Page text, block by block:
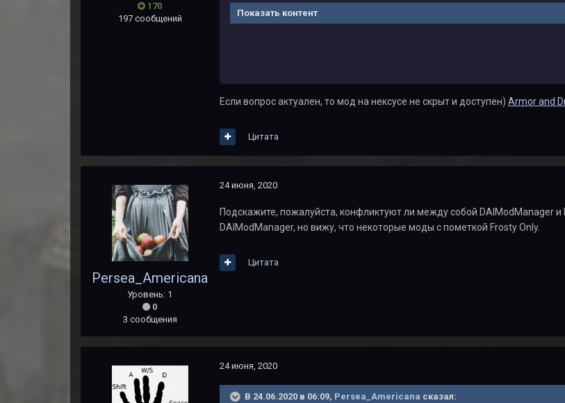
170
197 сообщений
Показать контент
Если вопрос актуален, то мод на нексусе не скрыт и доступен) Armor and
Цитата
Persea_Americana
Уровень: 1
0
3 сообщения
24 июня, 2020
Подскажите, пожалуйста, конфликтуют ли между собой DAIModManager
DAIModManager, но вижу, что некоторые моды с пометкой Frosty Only.
Цитата
24 июня, 2020
В 24.06.2020 в 06:09, Persea_Americana сказал: